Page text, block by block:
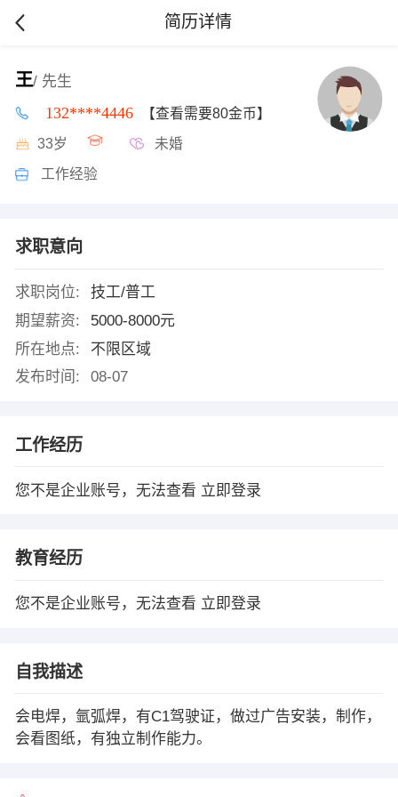
简历详情
王/ 先生
132****4446 【查看需要80金币】
33岁 未婚
工作经验
求职意向
求职岗位:
技工/普工
期望薪资:
5000-8000元
所在地点:
不限区域
发布时间:
08-07
工作经历
您不是企业账号，无法查看 立即登录
教育经历
您不是企业账号，无法查看 立即登录
自我描述
会电焊，氩弧焊，有C1驾驶证，做过广告安装，制作，
会看图纸，有独立制作能力。